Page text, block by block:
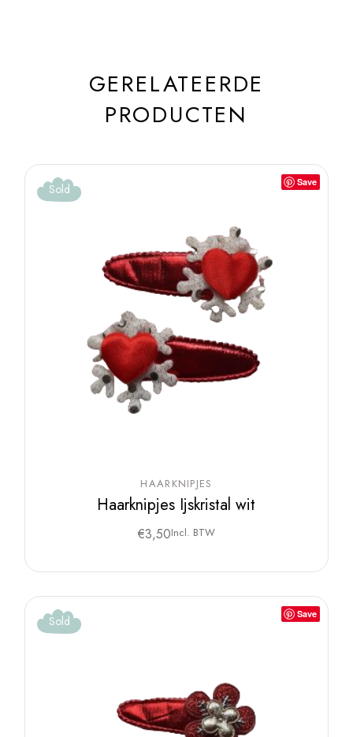
GERELATEERDE
PRODUCTEN
Save
Sold
HAARKNIPJES
Haarknipjes Ijskristal wit
€3,50Incl. BTW
Save
Sold